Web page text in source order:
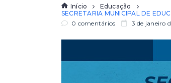
Início
Educação
SECRETARIA MUNICIPAL DE
0 comentários
3 de janeiro